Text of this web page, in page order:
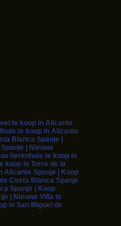
te koop in Alicante
te koop in Alicante
Blanca Spanje |
| Nieuwe
herenhuis te koop in
koop in Torre de la
Alicante Spanje | Koop
Costa Blanca Spanje
Spanje | Koop
| Nieuwe Villa te
in San Miguel de